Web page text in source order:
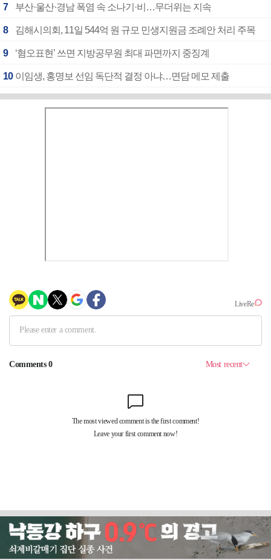
7 부산·울산·경남 폭염 속 소나기·비…무더위는 지속
8 김해시의회, 11일 544억 원 규모 민생지원금 조례안 처리 주목
9 ‘혐오표현’ 쓰면 지방공무원 최대 파면까지 중징계
10 이임생, 홍명보 선임 독단적 결정 아냐…면담 메모 제출